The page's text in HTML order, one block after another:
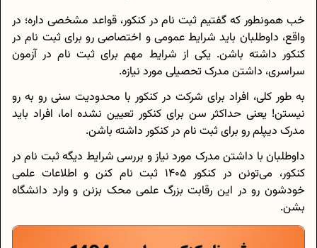
خب همونطور که گفتیم ثبت نام در کنکور، قواعد مشخصی داره؛ در
واقع، داوطلبان باید شرایط عمومی و اختصاصی رو برای ثبت نام در
کنکور داشته باشن. یکی از شرایط مهم برای ثبت نام در آزمون
سراسری، داشتن مدرک تحصیلی مورد نیازه.
به طور کلی، افراد برای شرکت در کنکور با محدودیت سنی رو به‌ رو
نیستن! یعنی حداکثر سن برای کنکور تعیین نشده اما، افراد باید
مدرک دیپلم رو برای ثبت نام در کنکور داشته باشن.
داوطلبان با داشتن مدرک مورد نیاز و بررسی شرایط دیگه ثبت نام در
کنکور، می‌تونن در کنکور 1405 ثبت نام کنن و اطلاعات علمی
خود‌شون رو در این رقابت بزرگ علمی محک بزنن و وارد دانشگاه
بشن.